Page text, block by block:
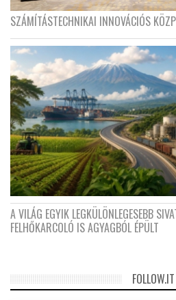
SZÁMÍTÁSTECHNIKAI INNOVÁCIÓS
A VILÁG EGYIK LEGKÜLÖNLEGESEBB
FELHŐKARCOLÓ IS AGYAGBÓL ÉPÜLT
FOLLOW.IT